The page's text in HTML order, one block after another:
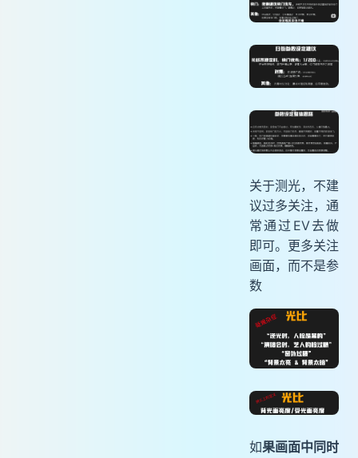
关于测光，不建
议过多关注，通
常通过EV去做
即可。更多关注
画面，而不是参
数
如果画面中同时